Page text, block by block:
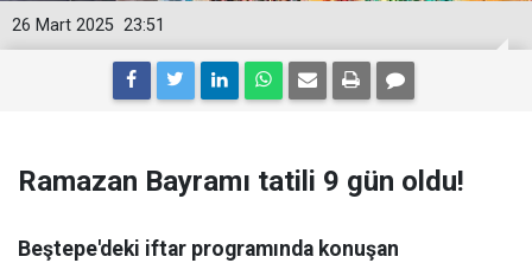
23:51
26 Mart 2025
Ramazan Bayramı tatili 9 gün oldu!
Beştepe'deki iftar programında konuşan